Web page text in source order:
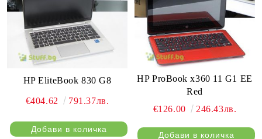
HP EliteBook 830 G8
€404.62 791.37лв.
HP ProBook x360 11 G1 EE
Red
€126.00
246.43лв.